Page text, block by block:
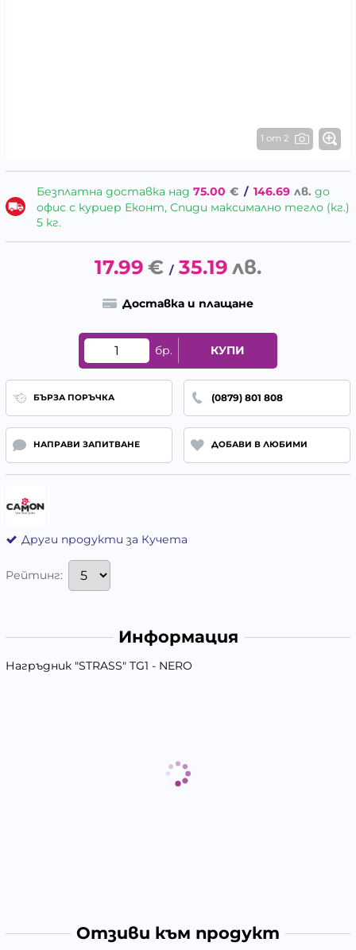
1 от 2
Безплатна доставка над 75.00 € / 146.69 лв. до
офис с куриер Еконт, Спиди максимално тегло (кг.)
5 кг.
17.99 € / 35.19 лв.
Доставка и плащане
бр. КУПИ
БЪРЗА ПОРЪЧКА (0879) 801 808
НАПРАВИ ЗАПИТВАНЕ ДОБАВИ В ЛЮБИМИ
Други продукти за Кучета
Рейтинг:
Информация
Нагръдник "STRASS" TG1 - NERO
Отзиви към продукт